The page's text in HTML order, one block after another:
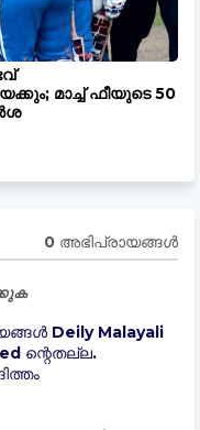
മാച്ച് ഫീയുടെ 50
0 അഭിപ്രായങ്ങള്‍
Deily Malayali
ന്റെതല്ല.